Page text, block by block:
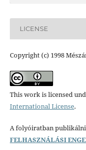
LICENSE
Copyright (c) 1998
This work is licensed
International License.
A folyóiratban
FELHASZNÁLÁSI